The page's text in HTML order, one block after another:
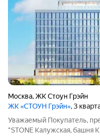
Москва,ЖК Стоун Грэйн
ЖК «СТОУН Грэйн», 3
Уважаемый Покупатель,
"STONE Калужская, башня